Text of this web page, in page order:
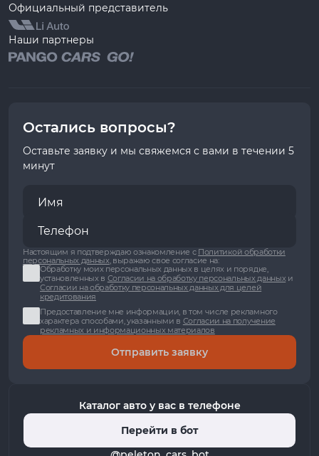
Официальный представитель
Наши партнеры
Остались вопросы?
Оставьте заявку и мы свяжемся с вами в течении 5
минут
Настоящим я подтверждаю ознакомление с Политикой обработки
персональных данных, выражаю свое согласие на:
Обработку моих персональных данных в целях и порядке,
установленных в Согласии на обработку персональных данныхи
Согласии на обработку персональных данных для целей
кредитования
Предоставление мне информации, в том числе рекламного
характера способами, указанными в Согласии на получение
рекламных и информационных материалов
Отправить заявку
Каталог авто у вас в телефоне
Перейти в бот